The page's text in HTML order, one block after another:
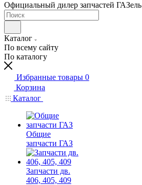
Официальный дилер запчастей ГАЗель
Каталог
По всему сайту
По каталогу
Избранные товары 0
Корзина
Каталог
Общие
запчасти ГАЗ
Запчасти дв.
406, 405, 409